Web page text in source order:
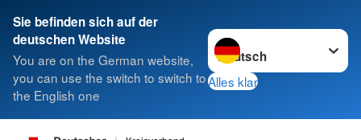
Sie befinden sich auf der
deutschen Website
You are on the German website,
you can use the switch to switch to
the English one
Sprache wechseln zu
Alles klar